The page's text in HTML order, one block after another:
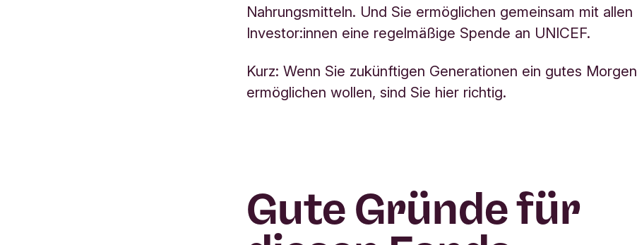
Nahrungsmitteln. Und Sie ermöglichen gemeinsam mit allen
Investor:innen eine regelmäßige Spende an UNICEF.
Kurz: Wenn Sie zukünftigen Generationen ein gutes Morgen
ermöglichen wollen, sind Sie hier richtig.
Gute Gründe für